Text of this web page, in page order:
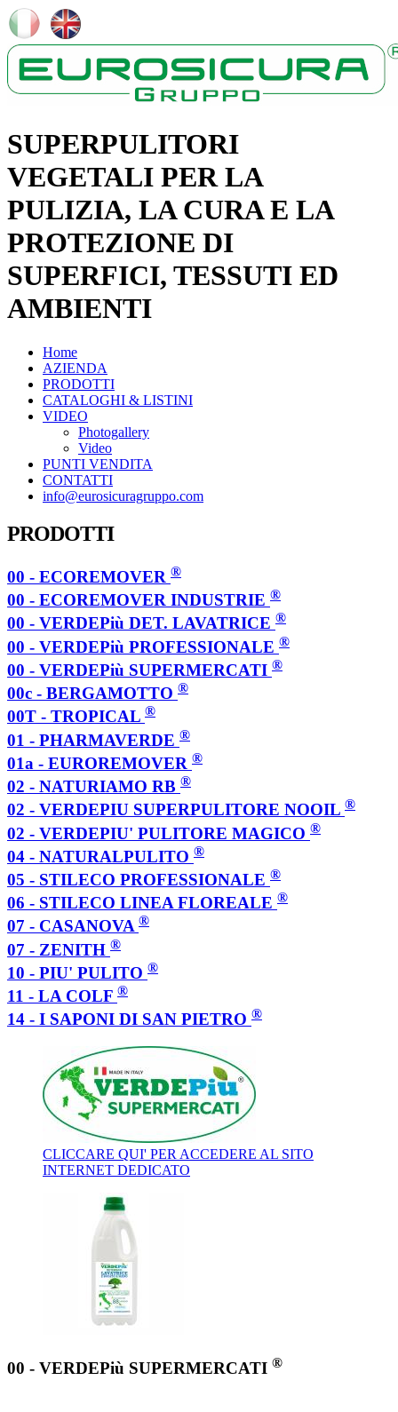
SUPERPULITORI
VEGETALI PER LA
PULIZIA, LA CURA E LA
PROTEZIONE DI
SUPERFICI, TESSUTI ED
AMBIENTI
Home
AZIENDA
PRODOTTI
CATALOGHI & LISTINI
VIDEO
Photogallery
Video
PUNTI VENDITA
CONTATTI
info@eurosicuragruppo.com
PRODOTTI
00 - ECOREMOVER ®
00 - ECOREMOVER INDUSTRIE ®
00 - VERDEPiù DET. LAVATRICE ®
00 - VERDEPiù PROFESSIONALE ®
00 - VERDEPiù SUPERMERCATI ®
00c - BERGAMOTTO ®
00T - TROPICAL ®
01 - PHARMAVERDE ®
01a - EUROREMOVER ®
02 - NATURIAMO RB ®
02 - VERDEPIU SUPERPULITORE NOOIL ®
02 - VERDEPIU' PULITORE MAGICO ®
04 - NATURALPULITO ®
05 - STILECO PROFESSIONALE ®
06 - STILECO LINEA FLOREALE ®
07 - CASANOVA ®
07 - ZENITH ®
10 - PIU' PULITO ®
11 - LA COLF ®
14 - I SAPONI DI SAN PIETRO ®
CLICCARE QUI' PER ACCEDERE AL SITO
INTERNET DEDICATO
00 - VERDEPiù SUPERMERCATI ®